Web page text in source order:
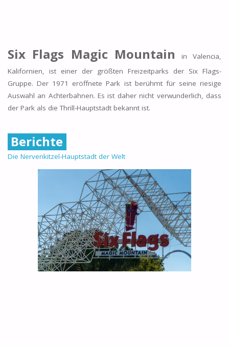
Six Flags Magic Mountain
in Valencia,
Kalifornien, ist einer der größten Freizeitparks der Six Flags-
Gruppe. Der 1971 eröffnete Park ist berühmt für seine riesige
Auswahl an Achterbahnen. Es ist daher nicht verwunderlich, dass
der Park als die Thrill-Hauptstadt bekannt ist.
Berichte
Die Nervenkitzel-Hauptstadt der Welt